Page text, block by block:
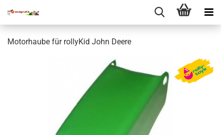
Motorhaube für rollyKid John Deere